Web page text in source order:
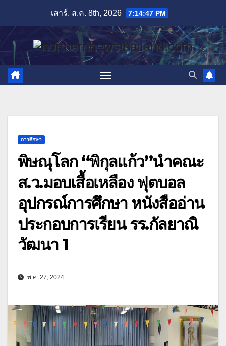
content
เสาร์. ส.ค. 8th, 2026 7:14:49 PM
การศึกษา
พิษณุโลก “พิกุลแก้ว”นำคณะ
ส.ว.มอบเสื้อเหลือง ฟุตบอล
อุปกรณ์การศึกษา หนังสืออ่าน
ประกอบการเรียน รร.กัลยาณิ
วัฒนา 1
พ.ค. 27, 2024